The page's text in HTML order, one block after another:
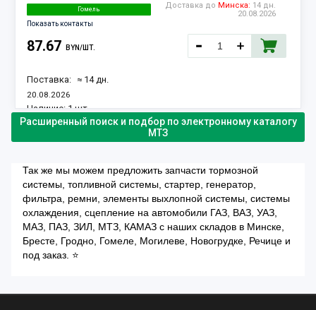
Гомель
Показать контакты
Доставка до Минска: 14 дн.
20.08.2026
87.67 BYN/ШТ.
Поставка: ≈ 14 дн.
20.08.2026
Наличие: 1 шт.
Расширенный поиск и подбор по электронному каталогу
МТЗ
Так же мы можем предложить запчасти тормозной
системы, топливной системы, стартер, генератор,
фильтра, ремни, элементы выхлопной системы, системы
охлаждения, сцепление на автомобили ГАЗ, ВАЗ, УАЗ,
МАЗ, ПАЗ, ЗИЛ, МТЗ, КАМАЗ с наших складов в Минске,
Бресте, Гродно, Гомеле, Могилеве, Новогрудке, Речице и
под заказ. ⭐